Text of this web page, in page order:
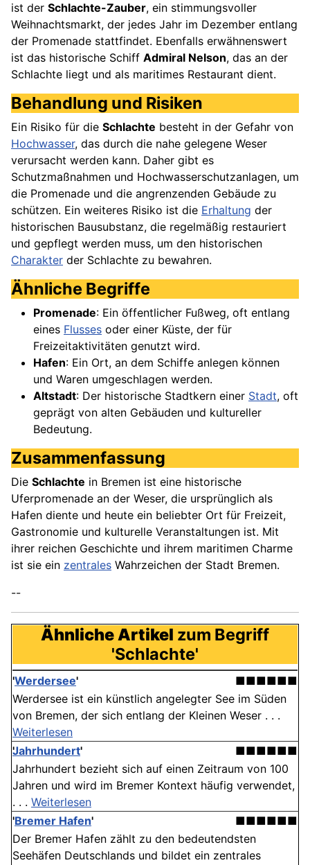
ist der Schlachte-Zauber, ein stimmungsvoller
Weihnachtsmarkt, der jedes Jahr im Dezember entlang
der Promenade stattfindet. Ebenfalls erwähnenswert
ist das historische Schiff Admiral Nelson, das an der
Schlachte liegt und als maritimes Restaurant dient.
Behandlung und Risiken
Ein Risiko für die Schlachte besteht in der Gefahr von
Hochwasser, das durch die nahe gelegene Weser
verursacht werden kann. Daher gibt es
Schutzmaßnahmen und Hochwasserschutzanlagen, um
die Promenade und die angrenzenden Gebäude zu
schützen. Ein weiteres Risiko ist die Erhaltung der
historischen Bausubstanz, die regelmäßig restauriert
und gepflegt werden muss, um den historischen
Charakter der Schlachte zu bewahren.
Ähnliche Begriffe
Promenade: Ein öffentlicher Fußweg, oft entlang
eines Flusses oder einer Küste, der für
Freizeitaktivitäten genutzt wird.
Hafen: Ein Ort, an dem Schiffe anlegen können
und Waren umgeschlagen werden.
Altstadt: Der historische Stadtkern einer Stadt, oft
geprägt von alten Gebäuden und kultureller
Bedeutung.
Zusammenfassung
Die Schlachte in Bremen ist eine historische
Uferpromenade an der Weser, die ursprünglich als
Hafen diente und heute ein beliebter Ort für Freizeit,
Gastronomie und kulturelle Veranstaltungen ist. Mit
ihrer reichen Geschichte und ihrem maritimen Charme
ist sie ein zentrales Wahrzeichen der Stadt Bremen.
--
Ähnliche Artikel zum Begriff
'Schlachte'
'Werdersee'
■■■■■■
Werdersee ist ein künstlich angelegter See im Süden
von Bremen, der sich entlang der Kleinen Weser . . .
Weiterlesen
Jahrhundert'
■■■■■■
Jahrhundert bezieht sich auf einen Zeitraum von 100
Jahren und wird im Bremer Kontext häufig verwendet,
. . . Weiterlesen
'Bremer Hafen'
■■■■■■
Der Bremer Hafen zählt zu den bedeutendsten
Seehäfen Deutschlands und bildet ein zentrales